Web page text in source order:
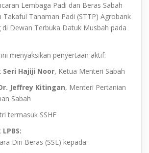
Lembaga Padi dan Beras Sabah
Takaful Tanaman Padi (STTP) Agrobank
di Dewan Terbuka Datuk Musbah pada
menyaksikan penyertaan aktif:
Seri Hajiji Noor, Ketua Menteri Sabah
Jeffrey Kitingan, Menteri Pertanian
Sabah
termasuk SSHF
Diri Beras (SSL) kepada: